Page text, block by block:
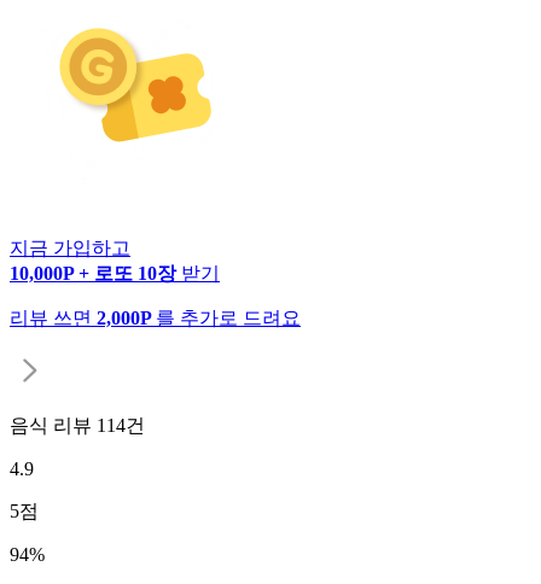
지금 가입하고
10,000P + 로또 10장 받기
리뷰 쓰면 2,000P 를 추가로 드려요
음식 리뷰 114건
4.9
5점
94%